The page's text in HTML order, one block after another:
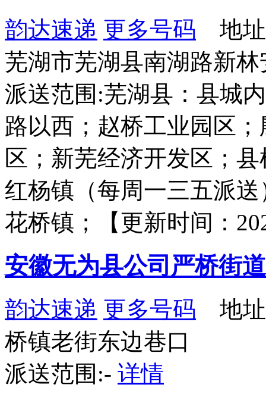
韵达速递 更多号码 地址
芜湖市芜湖县南湖路新
派送范围:芜湖县：县城
路以西；赵桥工业园区
区；新芜经济开发区；
红杨镇（每周一三五派
花桥镇；【更新时间：
安徽无为县公司严桥街
韵达速递 更多号码 地址
桥镇老街东边巷口
派送范围:- 详情